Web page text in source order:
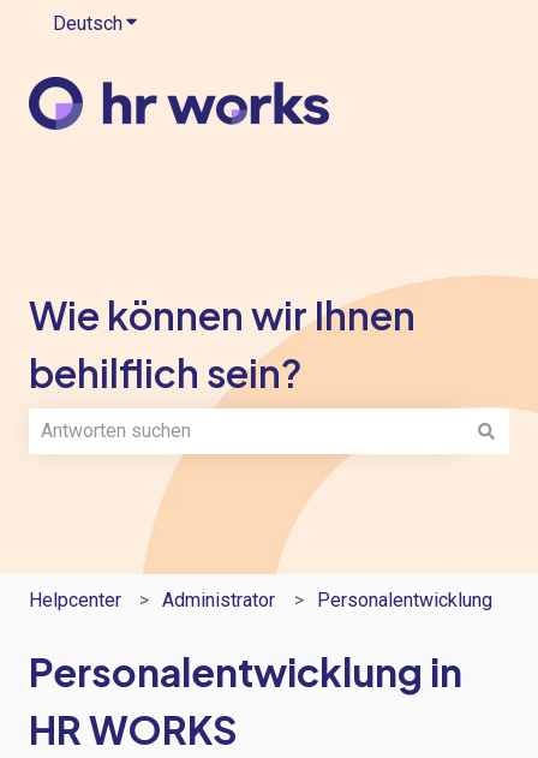
DeutschUntermenü für Übersetzungen anzeigen
Wie können wir Ihnen
behilflich sein?
Es gibt keine Vorschläge, da das Suchfeld leer ist.
Helpcenter Administrator Personalentwicklung
Personalentwicklung in
HR WORKS